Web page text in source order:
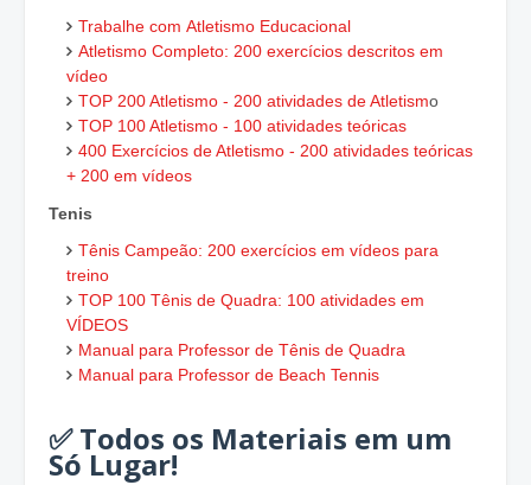
Trabalhe com Atletismo Educacional
Atletismo Completo: 200 exercícios descritos em
vídeo
TOP 200 Atletismo - 200 atividades de Atletismo
TOP 100 Atletismo - 100 atividades teóricas
400 Exercícios de Atletismo - 200 atividades teóricas
+ 200 em vídeos
Tenis
Tênis Campeão: 200 exercícios em vídeos para
treino
TOP 100 Tênis de Quadra: 100 atividades em
VÍDEOS
Manual para Professor de Tênis de Quadra
Manual para Professor de Beach Tennis
✅Todos os Materiais em um
Só Lugar!